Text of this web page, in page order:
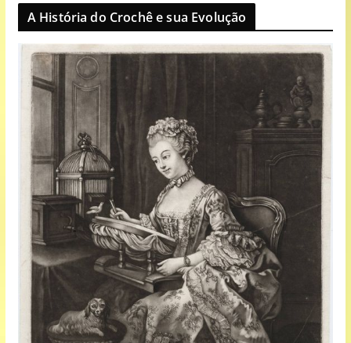
A História do Crochê e sua Evolução